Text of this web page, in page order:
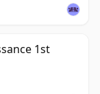
1st